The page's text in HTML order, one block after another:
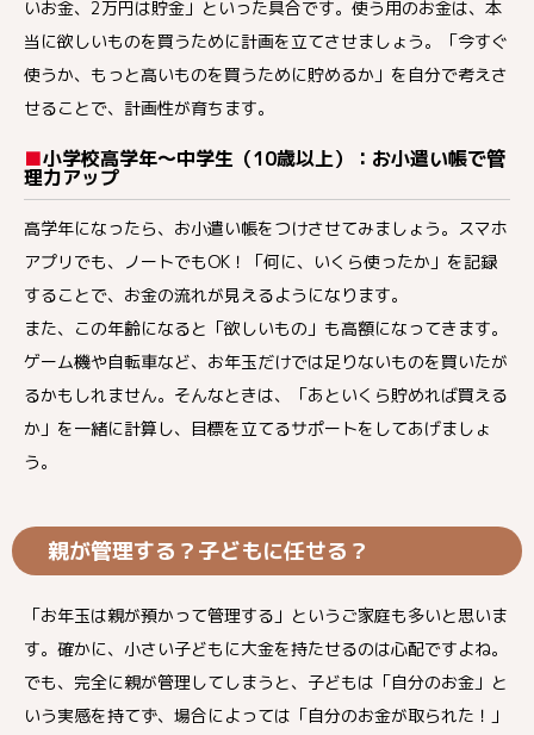
いお金、2万円は貯金」といった具合です。使う用のお金は、本
当に欲しいものを買うために計画を立てさせましょう。「今すぐ
使うか、もっと高いものを買うために貯めるか」を自分で考えさ
せることで、計画性が育ちます。
■小学校高学年～中学生（10歳以上）：お小遣い帳で管
理力アップ
高学年になったら、お小遣い帳をつけさせてみましょう。スマホ
アプリでも、ノートでもOK！「何に、いくら使ったか」を記録
することで、お金の流れが見えるようになります。
また、この年齢になると「欲しいもの」も高額になってきます。
ゲーム機や自転車など、お年玉だけでは足りないものを買いたが
るかもしれません。そんなときは、「あといくら貯めれば買える
か」を一緒に計算し、目標を立てるサポートをしてあげましょ
う。
親が管理する？子どもに任せる？
「お年玉は親が預かって管理する」というご家庭も多いと思いま
す。確かに、小さい子どもに大金を持たせるのは心配ですよね。
でも、完全に親が管理してしまうと、子どもは「自分のお金」と
いう実感を持てず、場合によっては「自分のお金が取られた！」